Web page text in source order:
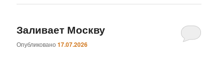
Заливает Москву
Опубликовано17.07.2026